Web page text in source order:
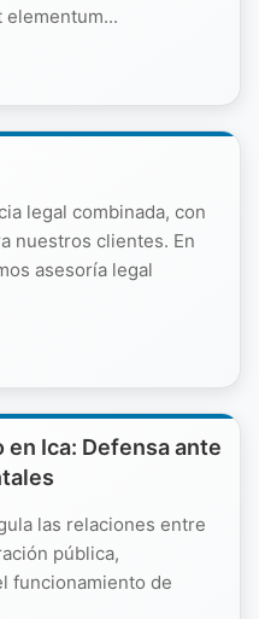
legal combinada, con
nuestros clientes. En
asesoría legal
Ica: Defensa ante
las relaciones entre
pública,
funcionamiento de